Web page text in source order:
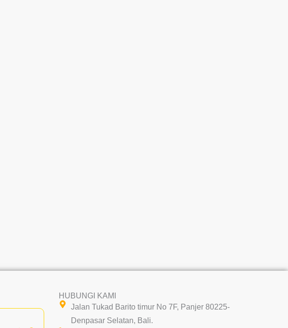
HUBUNGI KAMI
Jalan Tukad Barito timur No 7F, Panjer 80225-
Denpasar Selatan, Bali.